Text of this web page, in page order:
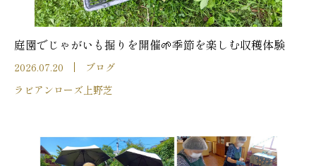
庭園でじゃがいも掘りを開催🌱季節を楽しむ収穫体験
2026.07.20
ブログ
ラビアンローズ上野芝